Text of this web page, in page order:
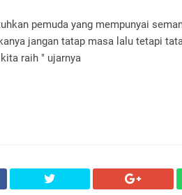
pemuda yang mempunyai
jangan tatap masa lalu tetapi
raih " ujarnya